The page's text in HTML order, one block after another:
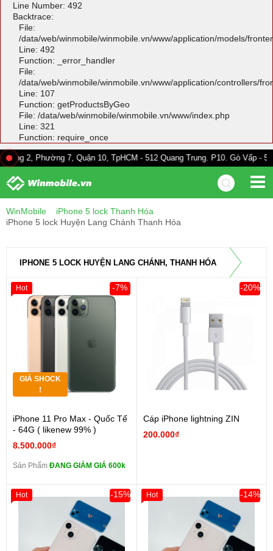
Line Number: 492
Backtrace:
File:
/data/web/winmobile/winmobile.vn/www/application/models/
Line: 492
Function: _error_handler
File:
/data/web/winmobile/winmobile.vn/www/application/controllers/
Line: 107
Function: getProductsByGeo
File: /data/web/winmobile/winmobile.vn/www/index.php
Line: 321
Function: require_once
7, Quận 10, TpHCM - 512 Quang Trung. P10. Gò Vấp - 528A
WinMobile
iPhone 5 lock Thanh Hóa
iPhone 5 lock Huyện Lang Chánh Thanh Hóa
IPHONE 5 LOCK HUYỆN LANG CHÁNH, THANH HÓA
GIÁ SHOCK
!
iPhone 11 Pro Max - Quốc Tế
- 64G ( likenew 99% )
8.500.000₫
-7%
Sản Phẩm ĐANG GIẢM GIÁ 600k
Hot
Cáp iPhone lightning ZIN
200.000₫
-20%
-15%
Hot -14%
Hot